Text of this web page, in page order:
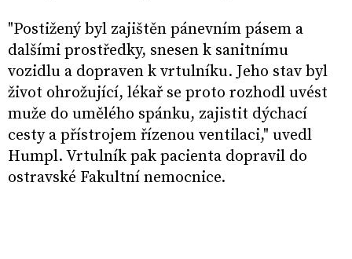
"Postižený byl zajištěn pánevním pásem a
dalšími prostředky, snesen k sanitnímu
vozidlu a dopraven k vrtulníku. Jeho stav byl
život ohrožující, lékař se proto rozhodl uvést
muže do umělého spánku, zajistit dýchací
cesty a přístrojem řízenou ventilaci," uvedl
Humpl. Vrtulník pak pacienta dopravil do
ostravské Fakultní nemocnice.